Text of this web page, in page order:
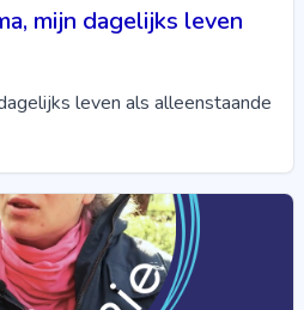
mijn dagelijks leven
leven als alleenstaande